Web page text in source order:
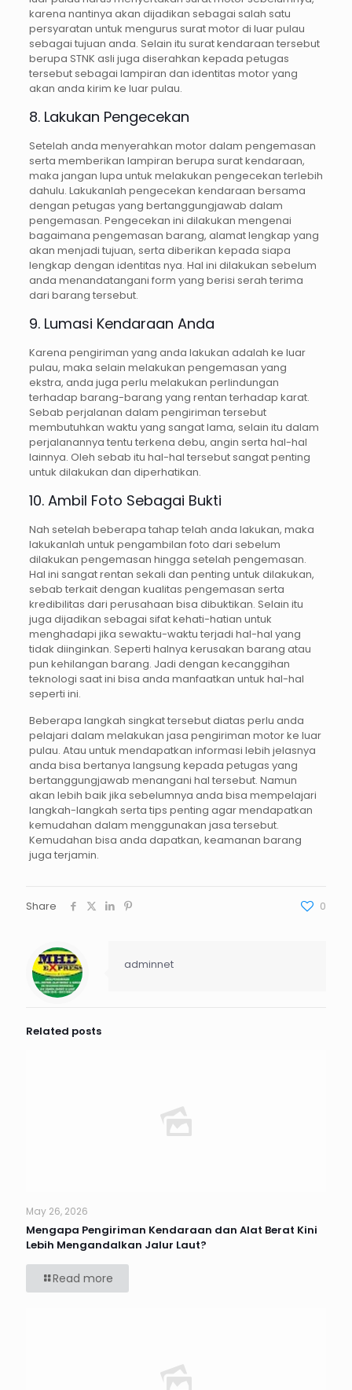
karena nantinya akan dijadikan sebagai salah satu
persyaratan untuk mengurus surat motor di luar pulau
sebagai tujuan anda. Selain itu surat kendaraan tersebut
berupa STNK asli juga diserahkan kepada petugas
tersebut sebagai lampiran dan identitas motor yang
akan anda kirim ke luar pulau.
8. Lakukan Pengecekan
Setelah anda menyerahkan motor dalam pengemasan
serta memberikan lampiran berupa surat kendaraan,
maka jangan lupa untuk melakukan pengecekan terlebih
dahulu. Lakukanlah pengecekan kendaraan bersama
dengan petugas yang bertanggungjawab dalam
pengemasan. Pengecekan ini dilakukan mengenai
bagaimana pengemasan barang, alamat lengkap yang
akan menjadi tujuan, serta diberikan kepada siapa
lengkap dengan identitas nya. Hal ini dilakukan sebelum
anda menandatangani form yang berisi serah terima
dari barang tersebut.
9. Lumasi Kendaraan Anda
Karena pengiriman yang anda lakukan adalah ke luar
pulau, maka selain melakukan pengemasan yang
ekstra, anda juga perlu melakukan perlindungan
terhadap barang-barang yang rentan terhadap karat.
Sebab perjalanan dalam pengiriman tersebut
membutuhkan waktu yang sangat lama, selain itu dalam
perjalanannya tentu terkena debu, angin serta hal-hal
lainnya. Oleh sebab itu hal-hal tersebut sangat penting
untuk dilakukan dan diperhatikan.
10. Ambil Foto Sebagai Bukti
Nah setelah beberapa tahap telah anda lakukan, maka
lakukanlah untuk pengambilan foto dari sebelum
dilakukan pengemasan hingga setelah pengemasan.
Hal ini sangat rentan sekali dan penting untuk dilakukan,
sebab terkait dengan kualitas pengemasan serta
kredibilitas dari perusahaan bisa dibuktikan. Selain itu
juga dijadikan sebagai sifat kehati-hatian untuk
menghadapi jika sewaktu-waktu terjadi hal-hal yang
tidak diinginkan. Seperti halnya kerusakan barang atau
pun kehilangan barang. Jadi dengan kecanggihan
teknologi saat ini bisa anda manfaatkan untuk hal-hal
seperti ini.
Beberapa langkah singkat tersebut diatas perlu anda
pelajari dalam melakukan jasa pengiriman motor ke luar
pulau. Atau untuk mendapatkan informasi lebih jelasnya
anda bisa bertanya langsung kepada petugas yang
bertanggungjawab menangani hal tersebut. Namun
akan lebih baik jika sebelumnya anda bisa mempelajari
langkah-langkah serta tips penting agar mendapatkan
kemudahan dalam menggunakan jasa tersebut.
Kemudahan bisa anda dapatkan, keamanan barang
juga terjamin.
Share 0
adminnet
Related posts
May 26, 2026
Mengapa Pengiriman Kendaraan dan Alat Berat Kini
Lebih Mengandalkan Jalur Laut?
Read more